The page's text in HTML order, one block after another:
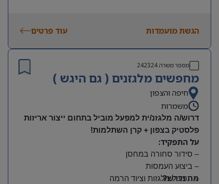
הגשת מועמדות עוד פרטים
מספר משרה242324
מחפשים מלגזנים ( גם היגש )
חיפה והצפון
משמרות
דרוש/ה מלגזנ/ית למפעל מוביל בתחום ייצור אריזות
פלסטיק בצפון + קרן השתלמות!
על התפקיד:
– סידור סחורה במחסן
– ביצוע העמסות
– תפעול מלגזות וציוד הרמה
מה נדרש?